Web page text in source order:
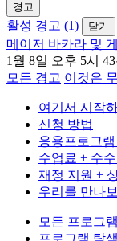
경고
활성 경고 (1) 닫기
메이저 바카라 및
1월 8일 오후 5시
모든 경고 이것은
여기서 시작
신청 방법
응용프로그램
수업료 + 수
재정 지원 +
우리를 만나
모든 프로그
프로그램 탐색